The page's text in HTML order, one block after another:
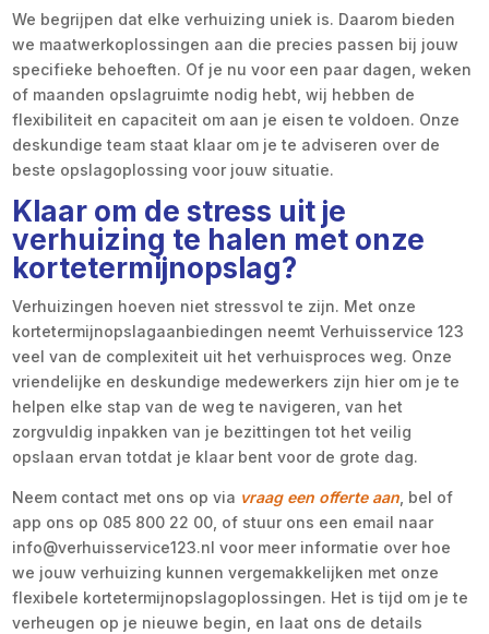
We begrijpen dat elke verhuizing uniek is. Daarom bieden
we maatwerkoplossingen aan die precies passen bij jouw
specifieke behoeften. Of je nu voor een paar dagen, weken
of maanden opslagruimte nodig hebt, wij hebben de
flexibiliteit en capaciteit om aan je eisen te voldoen. Onze
deskundige team staat klaar om je te adviseren over de
beste opslagoplossing voor jouw situatie.
Klaar om de stress uit je
verhuizing te halen met onze
kortetermijnopslag?
Verhuizingen hoeven niet stressvol te zijn. Met onze
kortetermijnopslagaanbiedingen neemt Verhuisservice 123
veel van de complexiteit uit het verhuisproces weg. Onze
vriendelijke en deskundige medewerkers zijn hier om je te
helpen elke stap van de weg te navigeren, van het
zorgvuldig inpakken van je bezittingen tot het veilig
opslaan ervan totdat je klaar bent voor de grote dag.
Neem contact met ons op via vraag een offerte aan , bel of
app ons op 085 800 22 00, of stuur ons een email naar
info@verhuisservice123.nl voor meer informatie over hoe
we jouw verhuizing kunnen vergemakkelijken met onze
flexibele kortetermijnopslagoplossingen. Het is tijd om je te
verheugen op je nieuwe begin, en laat ons de details